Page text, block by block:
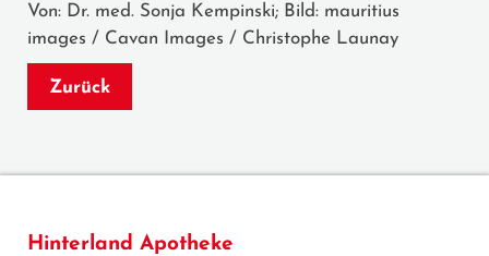
Von: Dr. med. Sonja Kempinski; Bild: mauritius
images / Cavan Images / Christophe Launay
Zurück
Hinterland Apotheke